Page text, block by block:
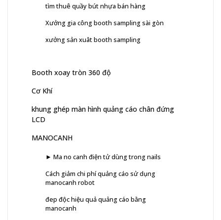
tìm thuê quầy bút nhựa bán hàng
Xưởng gia công booth sampling sài gòn
xưởng sản xuât booth sampling
Booth xoay tròn 360 độ
Cơ Khí
khung ghép màn hình quảng cáo chân đứng
LCD
MANOCANH
► Ma no canh điện tử dùng trong nails
Cách giảm chi phí quảng cáo sử dụng
manocanh robot
đep độc hiệu quả quảng cáo bằng
manocanh